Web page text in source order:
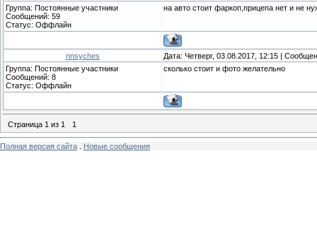
Группа: Постоянные участники
Сообщений: 59
Статус: Оффлайн
на авто стоит фаркоп,прицепа нет и не
nnsyches
Дата: Четверг, 03.08.2017, 12:15 |
Группа: Постоянные участники
Сообщений: 8
Статус: Оффлайн
сколько стоит и фото желательно
Страница 1 из 1 1
Полная версия сайта Новые сообщения